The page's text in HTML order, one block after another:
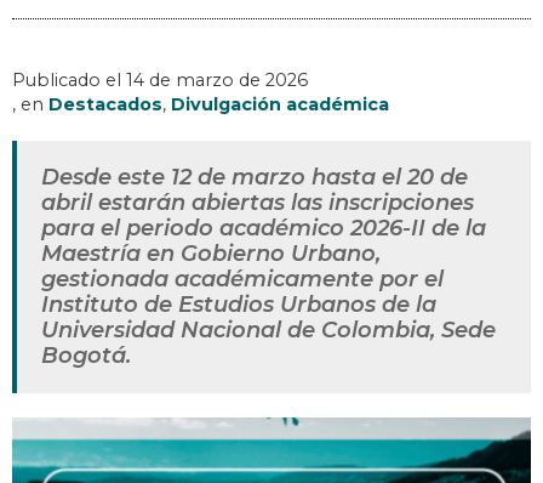
Publicado el 14 de marzo de 2026
, en Destacados, Divulgación académica
Desde este 12 de marzo hasta el 20 de
abril estarán abiertas las inscripciones
para el periodo académico 2026-II de la
Maestría en Gobierno Urbano,
gestionada académicamente por el
Instituto de Estudios Urbanos de la
Universidad Nacional de Colombia, Sede
Bogotá.